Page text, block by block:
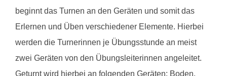
beginnt das Turnen an den Geräten und somit das
Erlernen und Üben verschiedener Elemente. Hierbei
werden die Turnerinnen je Übungsstunde an meist
zwei Geräten von den Übungsleiterinnen angeleitet.
Geturnt wird hierbei an folgenden Geräten: Boden,